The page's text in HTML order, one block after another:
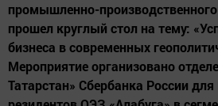
промышленно-производственного
прошел круглый стол на тему:
бизнеса в современных
Мероприятие организовано
Татарстан» Сбербанка России